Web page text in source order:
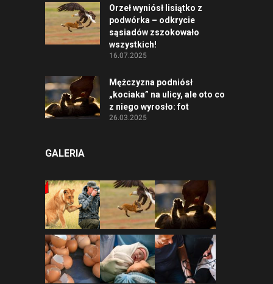
Orzeł wyniósł lisiątko z
podwórka – odkrycie
sąsiadów zszokowało
wszystkich!
16.07.2025
Mężczyzna podniósł
„kociaka” na ulicy, ale oto co
z niego wyrosło: fot
26.03.2025
GALERIA